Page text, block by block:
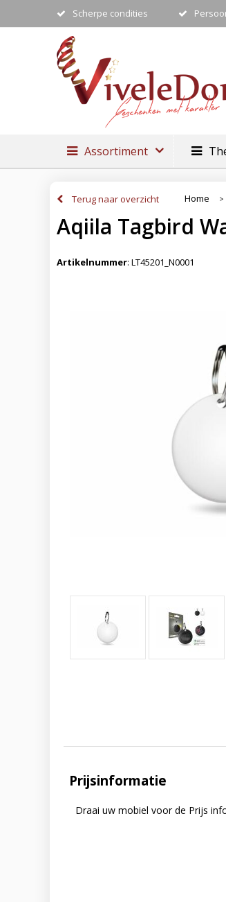
Scherpe condities
Assortiment
Terug naar overzicht Home >
Aqiila Tagbird
Artikelnummer: LT45201_N0001
Prijsinformatie
Draai uw mobiel voor de Prijs